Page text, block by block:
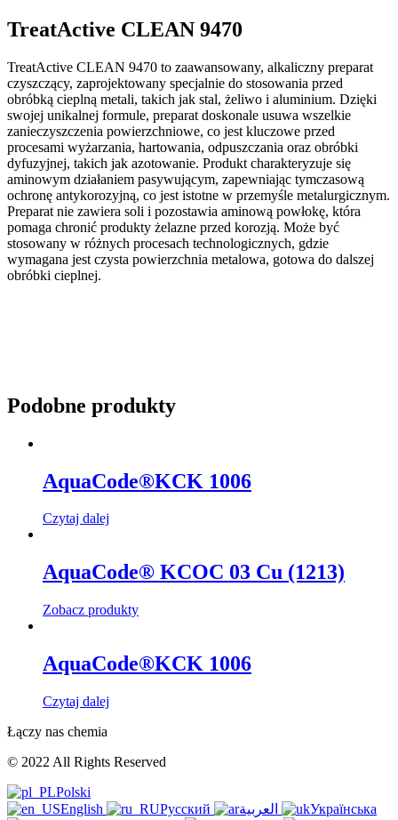
TreatActive CLEAN 9470
TreatActive CLEAN 9470 to zaawansowany, alkaliczny preparat
czyszczący, zaprojektowany specjalnie do stosowania przed
obróbką cieplną metali, takich jak stal, żeliwo i aluminium. Dzięki
swojej unikalnej formule, preparat doskonale usuwa wszelkie
zanieczyszczenia powierzchniowe, co jest kluczowe przed
procesami wyżarzania, hartowania, odpuszczania oraz obróbki
dyfuzyjnej, takich jak azotowanie. Produkt charakteryzuje się
aminowym działaniem pasywującym, zapewniając tymczasową
ochronę antykorozyjną, co jest istotne w przemyśle metalurgicznym.
Preparat nie zawiera soli i pozostawia aminową powłokę, która
pomaga chronić produkty żelazne przed korozją. Może być
stosowany w różnych procesach technologicznych, gdzie
wymagana jest czysta powierzchnia metalowa, gotowa do dalszej
obróbki cieplnej.
Podobne produkty
AquaCode®KCK 1006
Czytaj dalej
AquaCode® KCOC 03 Cu (1213)
Zobacz produkty
AquaCode®KCK 1006
Czytaj dalej
Łączy nas chemia
© 2022 All Rights Reserved
Polski
English
Русский
Українська